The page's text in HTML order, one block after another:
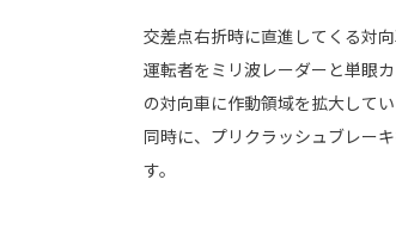
交差点右折時に直進してくる対
運転者をミリ波レーダーと単眼
の対向車に作動領域を拡大して
同時に、プリクラッシュブレー
す。